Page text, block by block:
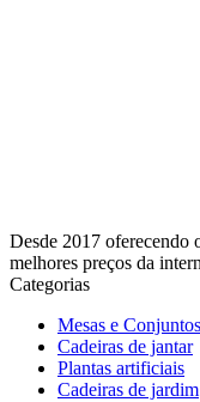
Desde 2017 oferecendo
melhores preços da
Categorias
Mesas e
Cadeiras de jantar
Plantas artificiais
Cadeiras de jardim